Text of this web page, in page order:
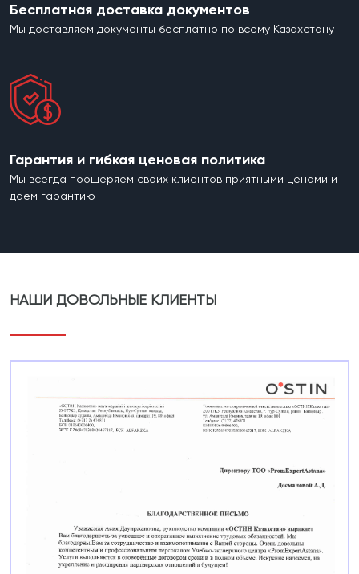
Бесплатная доставка документов
Мы доставляем документы бесплатно по всему Казахстану
Гарантия и гибкая ценовая политика
Мы всегда поощеряем своих клиентов приятными ценами и
даем гарантию
НАШИ ДОВОЛЬНЫЕ КЛИЕНТЫ